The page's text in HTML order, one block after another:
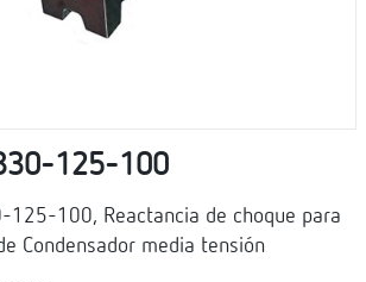
125-100
125-100, Reactancia de choque para
Condensador media tensión